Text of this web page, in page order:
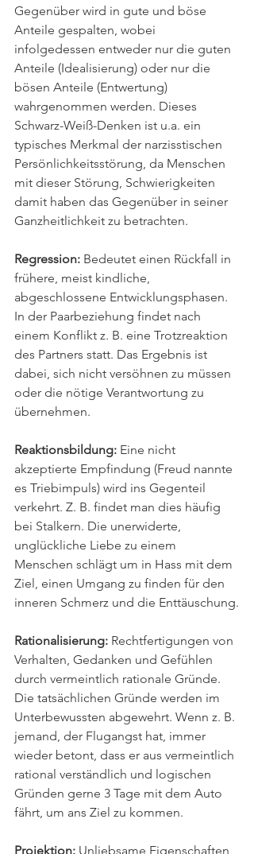
Gegenüber wird in gute und böse
Anteile gespalten, wobei
infolgedessen entweder nur die guten
Anteile (Idealisierung) oder nur die
bösen Anteile (Entwertung)
wahrgenommen werden. Dieses
Schwarz-Weiß-Denken ist u.a. ein
typisches Merkmal der narzisstischen
Persönlichkeitsstörung, da Menschen
mit dieser Störung, Schwierigkeiten
damit haben das Gegenüber in seiner
Ganzheitlichkeit zu betrachten.
Regression: Bedeutet einen Rückfall in
frühere, meist kindliche,
abgeschlossene Entwicklungsphasen.
In der Paarbeziehung findet nach
einem Konflikt z. B. eine Trotzreaktion
des Partners statt. Das Ergebnis ist
dabei, sich nicht versöhnen zu müssen
oder die nötige Verantwortung zu
übernehmen.
Reaktionsbildung: Eine nicht
akzeptierte Empfindung (Freud nannte
es Triebimpuls) wird ins Gegenteil
verkehrt. Z. B. findet man dies häufig
bei Stalkern. Die unerwiderte,
unglückliche Liebe zu einem
Menschen schlägt um in Hass mit dem
Ziel, einen Umgang zu finden für den
inneren Schmerz und die Enttäuschung.
Rationalisierung: Rechtfertigungen von
Verhalten, Gedanken und Gefühlen
durch vermeintlich rationale Gründe.
Die tatsächlichen Gründe werden im
Unterbewussten abgewehrt. Wenn z. B.
jemand, der Flugangst hat, immer
wieder betont, dass er aus vermeintlich
rational verständlich und logischen
Gründen gerne 3 Tage mit dem Auto
fährt, um ans Ziel zu kommen.
Projektion: Unliebsame Eigenschaften